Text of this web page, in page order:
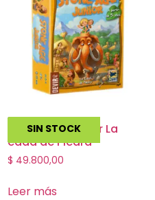
SIN STOCK
Stone Age Junior La
edad de Piedra
$ 49.800,00
Leer más